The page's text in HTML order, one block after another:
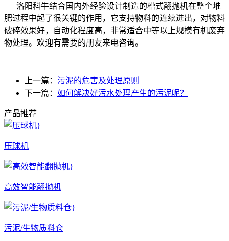
洛阳科牛结合国内外经验设计制造的槽式翻抛机在整个堆
肥过程中起了很关键的作用，它支持物料的连续进出，对物料
破碎效果好，自动化程度高，非常适合中等以上规模有机废弃
物处理。欢迎有需要的朋友来电咨询。
上一篇： 污泥的危害及处理原则
下一篇： 如何解决好污水处理产生的污泥呢？
产品推荐
压球机
高效智能翻抛机
污泥/生物质料仓